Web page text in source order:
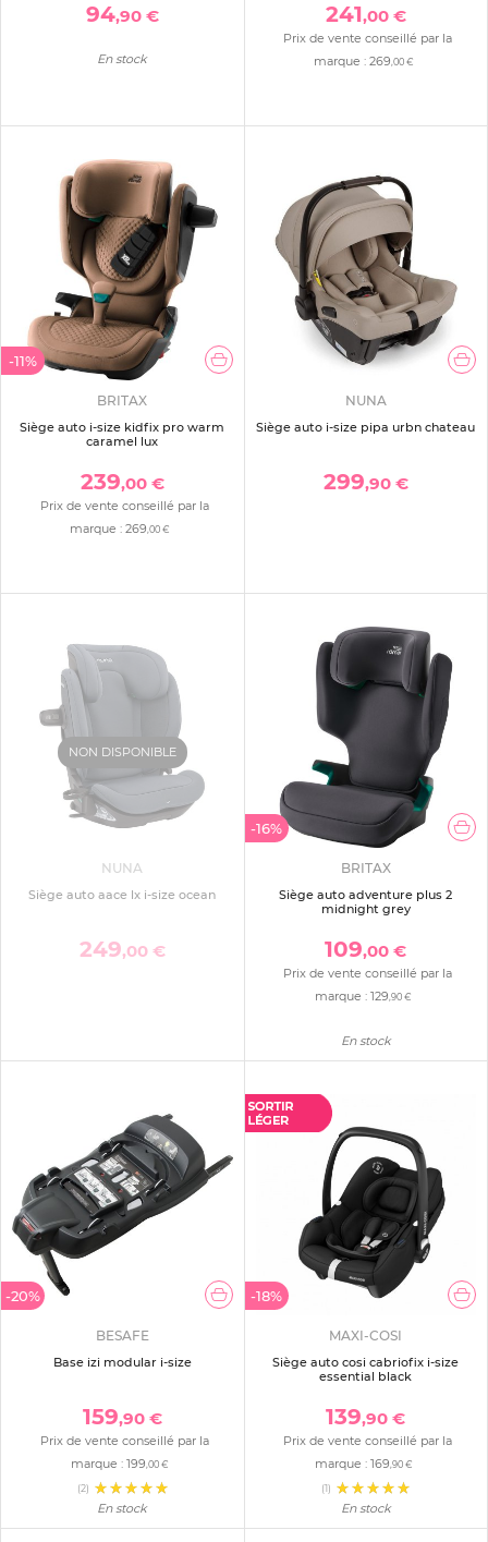
94,90 €
En stock
241,00 €
Prix de vente conseillé par la
marque : 269,00 €
-11%
BRITAX
Siège auto i-size kidfix pro warm
caramel lux
239,00 €
Prix de vente conseillé par la
marque :269,00 €
NUNA
Siège auto i-size pipa urbn chateau
299,90 €
NON DISPONIBLE
NUNA
Siège auto aace lx i-size ocean
249,00 €
-16%
BRITAX
Siège auto adventure plus 2
midnight grey
109,00 €
Prix de vente conseillé par la
marque :129,90 €
En stock
-20%
BESAFE
Base izi modular i-size
159,90 €
Prix de vente conseillé par la
marque :199,00 €
(2)
En stock
-18%
MAXI-COSI
Siège auto cosi cabriofix i-size
essential black
139,90 €
Prix de vente conseillé par la
marque : 169,90 €
(1)
En stock